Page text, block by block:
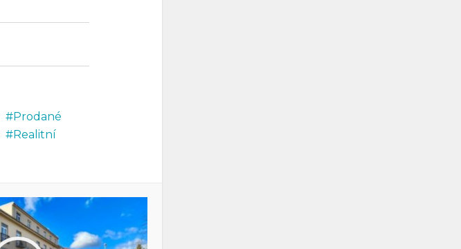
Prodané
Realitní